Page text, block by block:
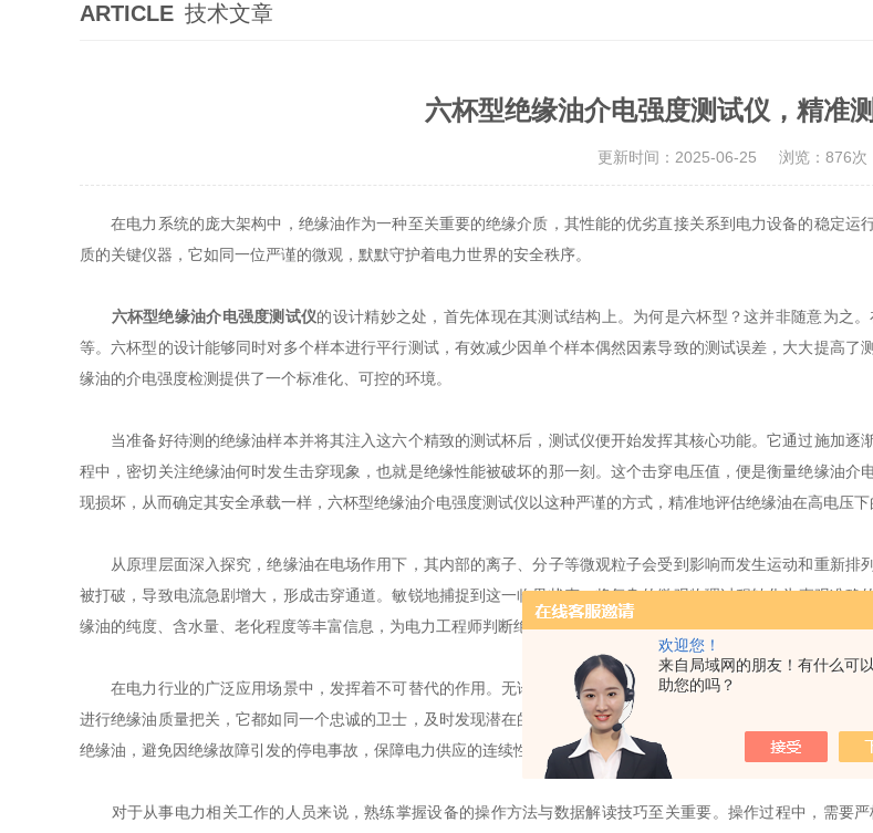
欢迎您！
来自局域网的朋友！有什么可
助您的吗？
ARTICLE 技术文章
六杯型绝缘油介电强度测试仪，精准
更新时间：2025-06-25 浏览：876次
在电力系统的庞大架构中，绝缘油作为一种至关重要的绝缘介质，其性能的优劣直接关系到电力设备的稳定运
质的关键仪器，它如同一位严谨的微观，默默守护着电力世界的安全秩序。
六杯型绝缘油介电强度测试仪的设计精妙之处，首先体现在其测试结构上。为何是六杯型？这并非随意为之
等。六杯型的设计能够同时对多个样本进行平行测试，有效减少因单个样本偶然因素导致的测试误差，大大提高
缘油的介电强度检测提供了一个标准化、可控的环境。
当准备好待测的绝缘油样本并将其注入这六个精致的测试杯后，测试仪便开始发挥其核心功能。它通过施加逐
程中，密切关注绝缘油何时发生击穿现象，也就是绝缘性能被破坏的那一刻。这个击穿电压值，便是衡量绝缘油
现损坏，从而确定其安全承载一样，六杯型绝缘油介电强度测试仪以这种严谨的方式，精准地评估绝缘油在高电压下
从原理层面深入探究，绝缘油在电场作用下，其内部的离子、分子等微观粒子会受到影响而发生运动和重新排
被打破，导致电流急剧增大，形成击穿通道。敏锐地捕捉到这一临界状态，将复杂的微观物理过程转化为直观准
缘油的纯度、含水量、老化程度等丰富信息，为电力工程师判断绝缘油的质量状况提供了有力依据。
在电力行业的广泛应用场景中，发挥着不可替代的作用。无论是在大型变电站中，对变压器、断路器等关键设
进行绝缘油质量把关，它都如同一个忠诚的卫士，及时发现潜在的绝缘隐患。例如，在潮湿多雨的季节，绝缘油
绝缘油，避免因绝缘故障引发的停电事故，保障电力供应的连续性和稳定性。
对于从事电力相关工作的人员来说，熟练掌握设备的操作方法与数据解读技巧至关重要。操作过程中，需要